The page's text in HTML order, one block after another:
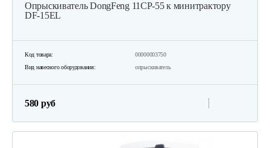
Опрыскиватель DongFeng 11СР-55 к минитрактору
DF-15EL
Код товара:
00000003750
Вид навесного оборудования:
опрыскиватель
580 руб